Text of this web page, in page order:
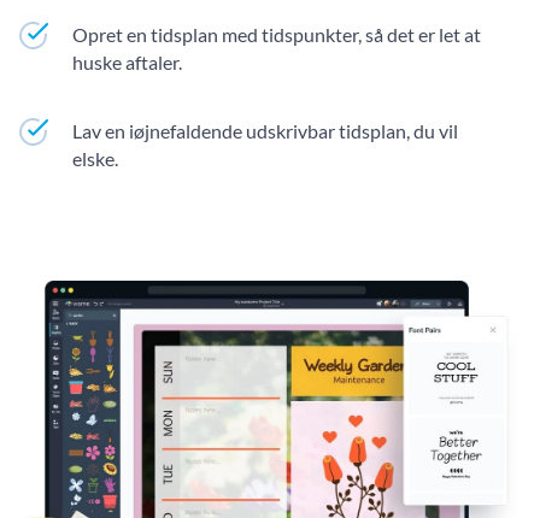
Opret en tidsplan med tidspunkter, så det er let at
huske aftaler.
Lav en iøjnefaldende udskrivbar tidsplan, du vil
elske.